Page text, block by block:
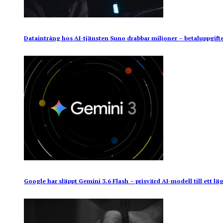
Dataintrång hos AI-tjänsten Suno drabbar miljoner –
Google har släppt Gemini 3.6 Flash – prisvärd AI-modell till ett